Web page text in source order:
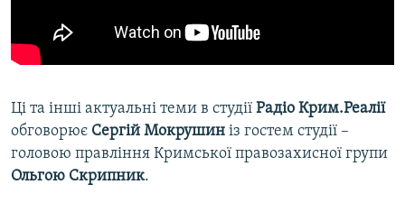
Ці та інші актуальні теми в студії Радіо Крим.Реалії
обговорює Сергій Мокрушин із гостем студії –
головою правління Кримської правозахисної групи
Ольгою Скрипник.